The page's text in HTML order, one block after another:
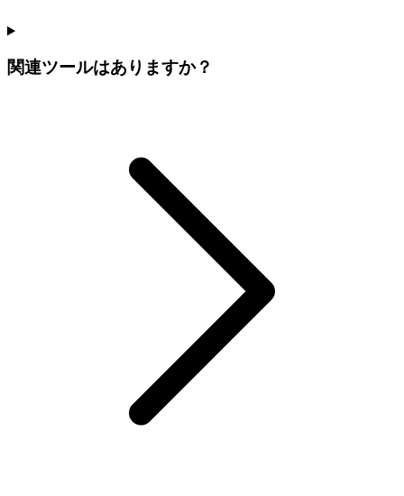
関連ツールはありますか？